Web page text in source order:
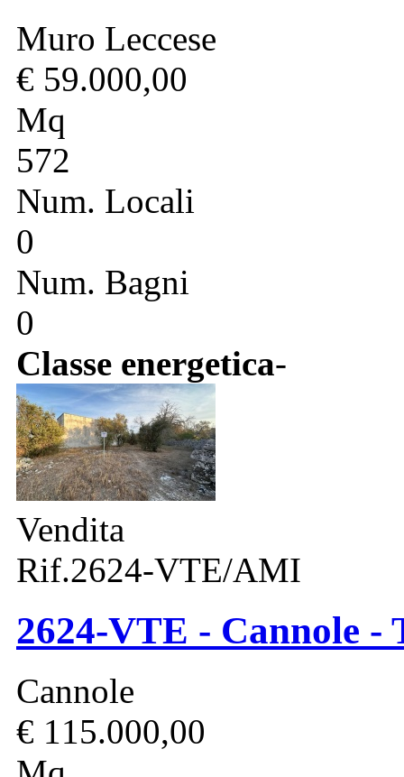
Muro Leccese
€ 59.000,00
Mq
572
Num. Locali
0
Num. Bagni
0
Classe energetica-
Vendita
Rif.2624-VTE/AMI
2624-VTE - Cannole -
Cannole
€ 115.000,00